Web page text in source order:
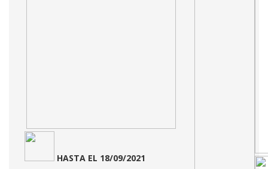
HASTA EL 18/09/2021